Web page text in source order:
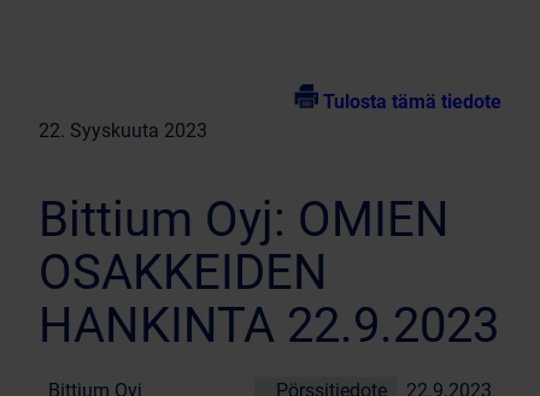
Tulosta tämä tiedote
22. Syyskuuta 2023
Bittium Oyj: OMIEN
OSAKKEIDEN
HANKINTA 22.9.2023
Bittium Oyj Pörssitiedote
22.9.2023